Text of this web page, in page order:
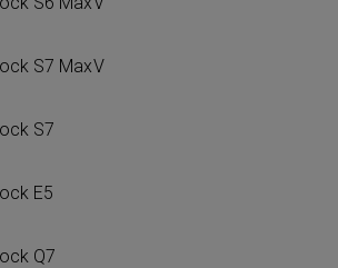
S7 MaxV
S7
E5
Q7